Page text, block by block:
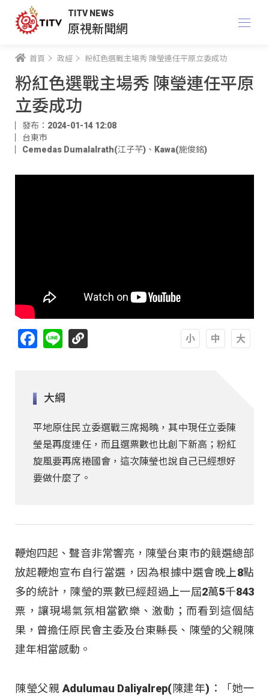
TITV NEWS
原視新聞網
首頁 政經 粉紅色選戰主場秀 陳瑩連任平原立委成功
粉紅色選戰主場秀 陳瑩連任平原
立委成功
發布：2024-01-14 12:08
台東市
Cemedas Dumalalrath(江子芊) 、 Kawa(施俊銘)
Facebook
Line
大綱
平地原住民立委選戰三席揭曉，其中現任立委陳
瑩是再度連任，而且選票數也比創下新高；粉紅
旋風要再席捲國會，這次陳瑩也說自己已經想好
要做什麼了。
鞭炮四起、聲音非常響亮，陳瑩台東市的競選總部
放起鞭炮宣布自行當選，因為根據中選會晚上8點
多的統計，陳瑩的票數已經超過上一屆2萬5千843
票，讓現場氣氛相當歡樂、激動；而看到這個結
果，曾擔任原民會主委及台東縣長、陳瑩的父親陳
建年相當感動。
陳瑩父親 Adulumau Daliyalrep(陳建年)：「她一